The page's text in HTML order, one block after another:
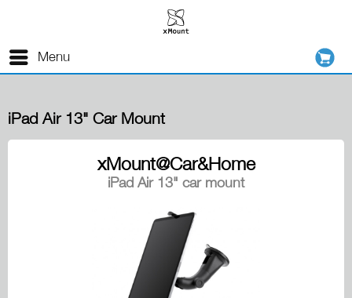
Menu
iPad Air 13" Car Mount
xMount@Car&Home
iPad Air 13" car mount